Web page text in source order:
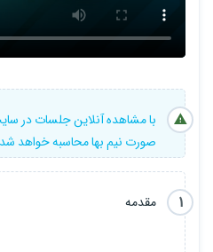
با مشاهده آنلاین جلسات در
صورت نیم بها محاسبه خواهد
1
مقدمه